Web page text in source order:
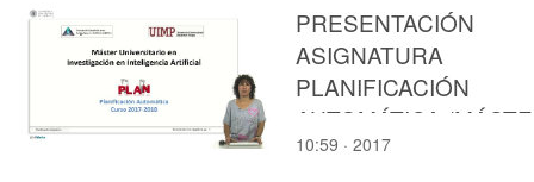
PRESENTACIÓN
ASIGNATURA
PLANIFICACIÓN
AUTOMÁTICA
AEPIA)
10:59 · 2017